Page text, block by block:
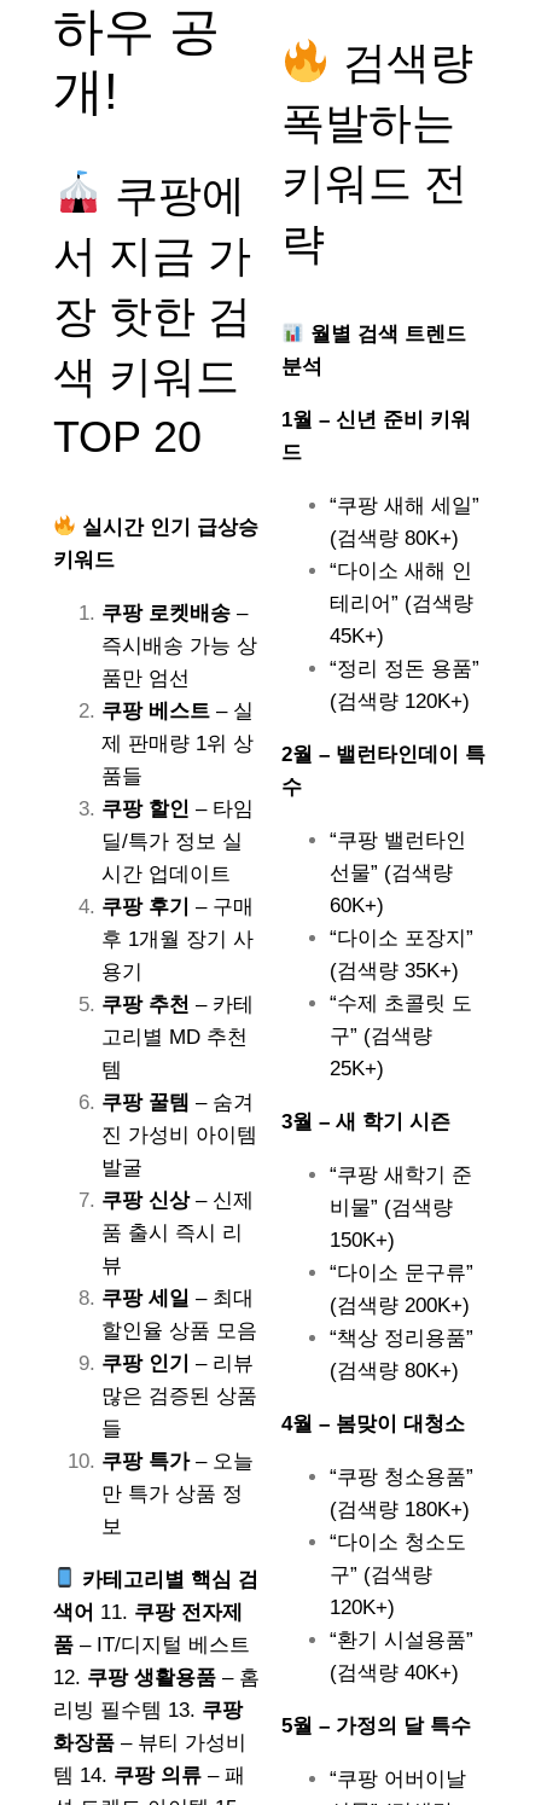
하우 공
개!
쿠팡에
서 지금 가
장 핫한 검
색 키워드
TOP 20
실시간 인기 급상승
키워드
쿠팡 로켓배송 –
즉시배송 가능 상
품만 엄선
쿠팡 베스트 – 실
제 판매량 1위 상
품들
쿠팡 할인 – 타임
딜/특가 정보 실
시간 업데이트
쿠팡 후기
– 구매
후 1개월 장기 사
용기
쿠팡 추천 – 카테
고리별 MD 추천
템
쿠팡 꿀템 – 숨겨
진 가성비 아이템
발굴
쿠팡 신상– 신제
품 출시 즉시 리
뷰
쿠팡 세일 – 최대
할인율 상품 모음
쿠팡 인기
– 리뷰
많은 검증된 상품
들
쿠팡 특가– 오늘
만 특가 상품 정
보
카테고리별 핵심 검
색어 11. 쿠팡 전자제
품 – IT/디지털 베스트
12. 쿠팡 생활용품 – 홈
리빙 필수템 13. 쿠팡
화장품 – 뷰티 가성비
템 14. 쿠팡 의류 – 패
검색량
폭발하는
키워드 전
략
월별 검색 트렌드
분석
1월 – 신년 준비 키워
드
“쿠팡 새해 세일”
(검색량 80K+)
“다이소 새해 인
테리어” (검색량
45K+)
“정리 정돈 용품”
(검색량 120K+)
2월 – 밸런타인데이 특
수
“쿠팡 밸런타인
선물” (검색량
60K+)
“다이소 포장지”
(검색량 35K+)
“수제 초콜릿 도
구” (검색량
25K+)
3월 – 새 학기 시즌
“쿠팡 새학기 준
비물” (검색량
150K+)
“다이소 문구류”
(검색량 200K+)
“책상 정리용품”
(검색량 80K+)
4월 – 봄맞이 대청소
“쿠팡 청소용품”
(검색량 180K+)
“다이소 청소도
구” (검색량
120K+)
“환기 시설용품”
(검색량 40K+)
5월 – 가정의 달 특수
“쿠팡 어버이날